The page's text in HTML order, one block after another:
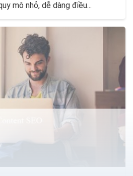
mô nhỏ, dễ dàng điều...